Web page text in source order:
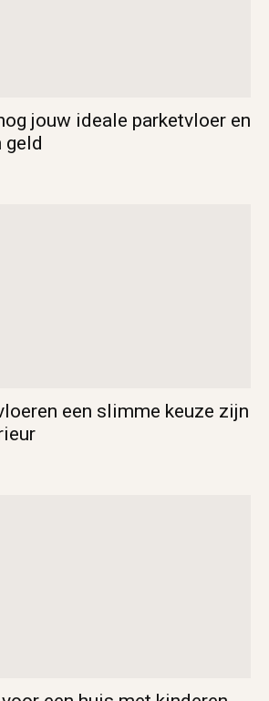
jouw ideale parketvloer en
geld
een slimme keuze zijn